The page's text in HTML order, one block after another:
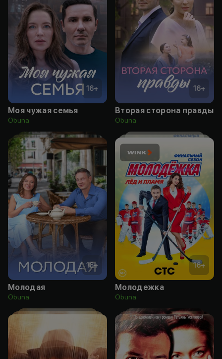
16+
Моя чужая семья
Obuna
16+
Вторая сторона правды
Obuna
16+
Молодая
Obuna
16+
Молодежка
Obuna